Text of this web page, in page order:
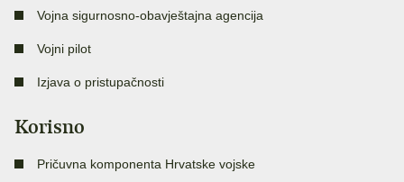
Vojna sigurnosno-obavještajna agencija
Vojni pilot
Izjava o pristupačnosti
Korisno
Pričuvna komponenta Hrvatske vojske